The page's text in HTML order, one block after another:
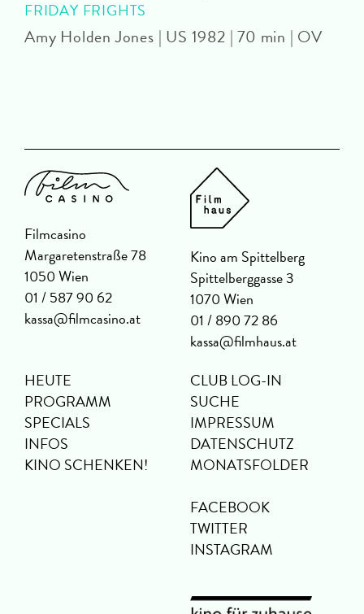
FRIDAY FRIGHTS
Amy Holden Jones | US 1982 | 70 min | OV
Filmcasino
Margaretenstraße 78
1050 Wien
01 / 587 90 62
kassa@filmcasino.at
Kino am Spittelberg
Spittelberggasse 3
1070 Wien
01 / 890 72 86
kassa@filmhaus.at
HEUTE
PROGRAMM
SPECIALS
INFOS
KINO SCHENKEN!
CLUB LOG-IN
SUCHE
IMPRESSUM
DATENSCHUTZ
MONATSFOLDER
FACEBOOK
TWITTER
INSTAGRAM